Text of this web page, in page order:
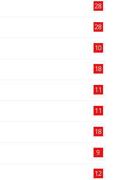
28
28
10
18
11
11
18
9
12